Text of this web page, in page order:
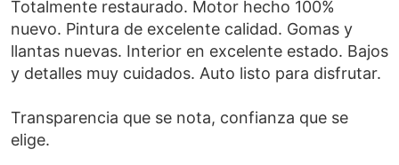
Totalmente restaurado. Motor hecho 100%
nuevo. Pintura de excelente calidad. Gomas y
llantas nuevas. Interior en excelente estado. Bajos
y detalles muy cuidados. Auto listo para disfrutar.
Transparencia que se nota, confianza que se
elige.